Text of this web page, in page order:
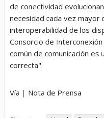
de conectividad
necesidad cada vez mayor
interoperabilidad de los
Consorcio de
común de comunicación es
correcta".
Vía | Nota de Prensa